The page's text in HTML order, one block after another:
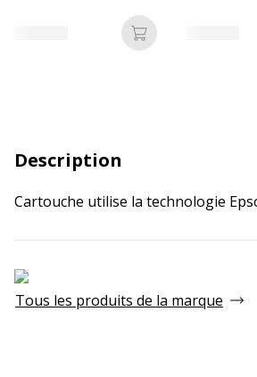
Ajouter au panier
Description
Cartouche utilise la technologie
Tous les produits de la marque